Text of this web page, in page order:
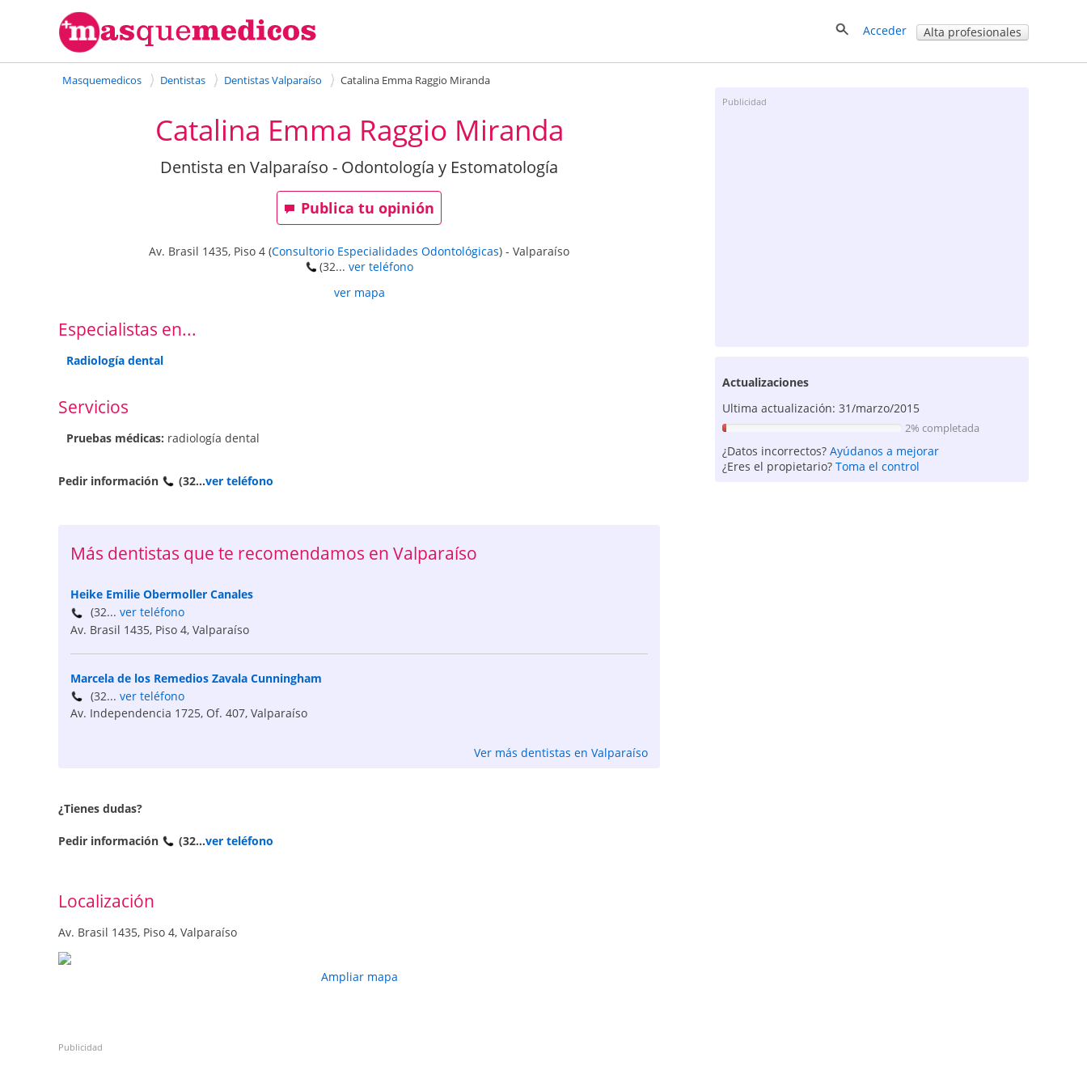
Acceder Alta profesionales
Masquemedicos Dentistas Dentistas Valparaíso Catalina Emma Raggio Miranda
Catalina Emma Raggio Miranda
Dentista en Valparaíso - Odontología y Estomatología
Publica tu opinión
Av. Brasil 1435, Piso 4 (Consultorio Especialidades Odontológicas) - Valparaíso
(32... ver teléfono
ver mapa
Especialistas en...
Radiología dental
Servicios
Pruebas médicas: radiología dental
Pedir información (32...ver teléfono
Más dentistas que te recomendamos en Valparaíso
Heike Emilie Obermoller Canales
(32... ver teléfono
Av. Brasil 1435, Piso 4, Valparaíso
Marcela de los Remedios Zavala Cunningham
(32... ver teléfono
Av. Independencia 1725, Of. 407, Valparaíso
Ver más dentistas en Valparaíso
¿Tienes dudas?
Pedir información (32...ver teléfono
Localización
Av. Brasil 1435, Piso 4, Valparaíso
Ampliar mapa
Publicidad
Actualizaciones
Ultima actualización: 31/marzo/2015
2% completada
¿Datos incorrectos?Ayúdanos a mejorar
¿Eres el propietario?Toma el control
Publicidad